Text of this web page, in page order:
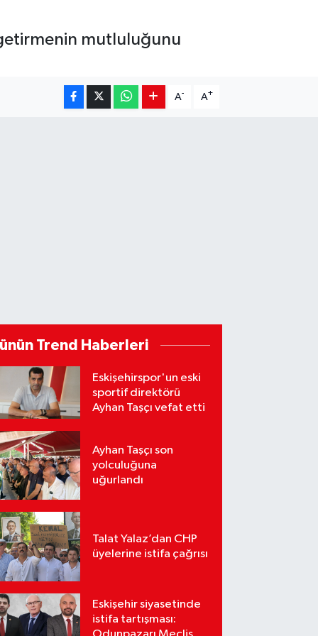
mutluluğunu
A- A+
Trend Haberleri
Eskişehirspor'un eski
sportif direktörü
Ayhan Taşçı vefat etti
Ayhan Taşçı son
yolculuğuna
uğurlandı
Talat Yalaz’dan CHP
üyelerine istifa çağrısı
Eskişehir siyasetinde
istifa tartışması: